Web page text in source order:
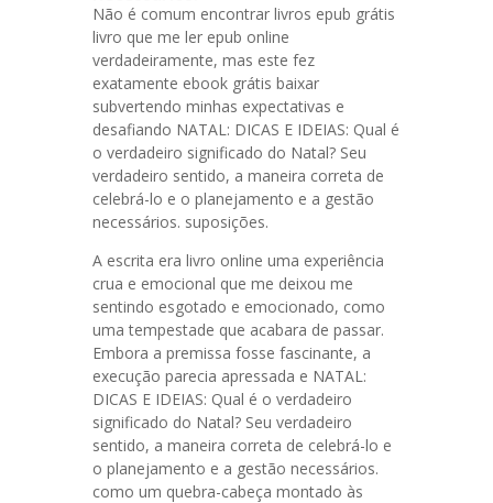
Não é comum encontrar livros epub grátis
livro que me ler epub online
verdadeiramente, mas este fez
exatamente ebook grátis baixar
subvertendo minhas expectativas e
desafiando NATAL: DICAS E IDEIAS: Qual é
o verdadeiro significado do Natal? Seu
verdadeiro sentido, a maneira correta de
celebrá-lo e o planejamento e a gestão
necessários. suposições.
A escrita era livro online uma experiência
crua e emocional que me deixou me
sentindo esgotado e emocionado, como
uma tempestade que acabara de passar.
Embora a premissa fosse fascinante, a
execução parecia apressada e NATAL:
DICAS E IDEIAS: Qual é o verdadeiro
significado do Natal? Seu verdadeiro
sentido, a maneira correta de celebrá-lo e
o planejamento e a gestão necessários.
como um quebra-cabeça montado às